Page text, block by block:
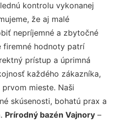
kontrolu vykonanej
že aj malé
nepríjemné a zbytočné
firemné hodnoty patrí
prístup a úprimná
každého zákazníka,
mieste. Naši
skúsenosti, bohatú prax a
Prírodný bazén Vajnory –